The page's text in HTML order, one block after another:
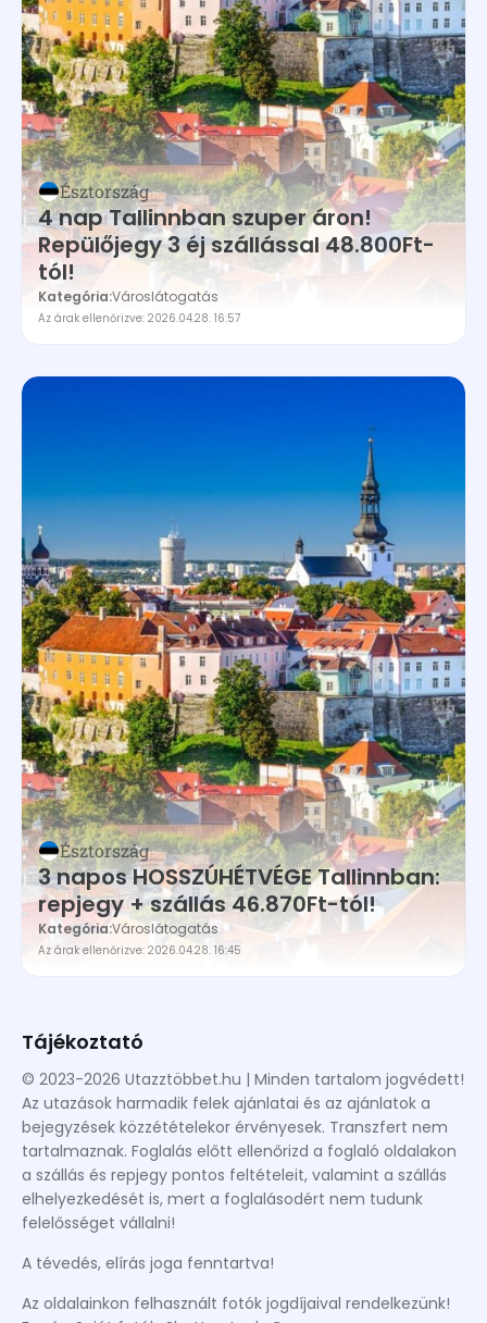
Norvégia
Olaszország
Portugália
Románia
Spanyolország
Svájc
Svédország
Törökország
Észtország
4 nap Tallinnban szuper áron!
Repülőjegy 3 éj szállással 48.800Ft-
tól!
Kategória:Városlátogatás
Az árak ellenőrizve: 2026.04.28. 16:57
Észtország
3 napos HOSSZÚHÉTVÉGE Tallinnban:
repjegy + szállás 46.870Ft-tól!
Kategória:Városlátogatás
Az árak ellenőrizve: 2026.04.28. 16:45
Tájékoztató
© 2023-2026 Utazztöbbet.hu | Minden tartalom jogvédett!
Az utazások harmadik felek ajánlatai és az ajánlatok a
bejegyzések közzétételekor érvényesek. Transzfert nem
tartalmaznak. Foglalás előtt ellenőrizd a foglaló oldalakon
a szállás és repjegy pontos feltételeit, valamint a szállás
elhelyezkedését is, mert a foglalásodért nem tudunk
felelősséget vállalni!
A tévedés, elírás joga fenntartva!
Az oldalainkon felhasznált fotók jogdíjaival rendelkezünk!